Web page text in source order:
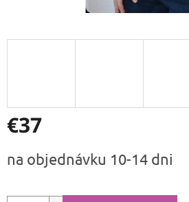
€37
cena:
na objednávku 10-14 dni